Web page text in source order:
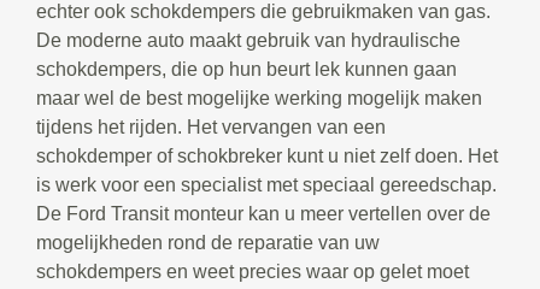
echter ook schokdempers die gebruikmaken van gas.
De moderne auto maakt gebruik van hydraulische
schokdempers, die op hun beurt lek kunnen gaan
maar wel de best mogelijke werking mogelijk maken
tijdens het rijden. Het vervangen van een
schokdemper of schokbreker kunt u niet zelf doen. Het
is werk voor een specialist met speciaal gereedschap.
De Ford Transit monteur kan u meer vertellen over de
mogelijkheden rond de reparatie van uw
schokdempers en weet precies waar op gelet moet